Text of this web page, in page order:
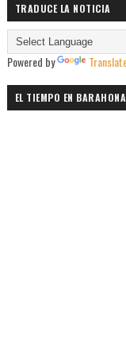
TRADUCE LA NOTICIA
Powered by
EL TIEMPO EN BARAHONA